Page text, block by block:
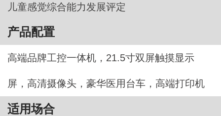
儿童感觉综合能力发展评定
产品配置
高端品牌工控一体机，21.5寸双屏触摸显示
屏，高清摄像头，豪华医用台车，高端打印机
适用场合